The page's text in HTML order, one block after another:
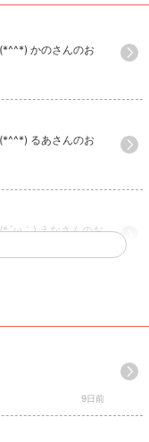
かのさんのお
るあさんのお
｀) えなさんのお
｀) まひろさんの
9日前